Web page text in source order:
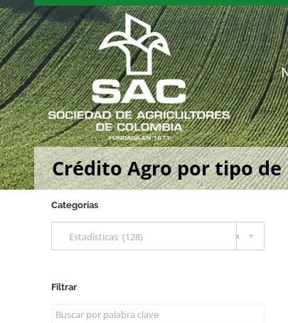
Saltar
al
contenido
Crédito Agro por tipo
Categorías
×
Estadísticas (128)
Filtrar